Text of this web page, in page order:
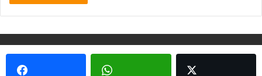
© Copyright 2026, Todos los derechos reservados - Metrópoli
San Luis 2013 |